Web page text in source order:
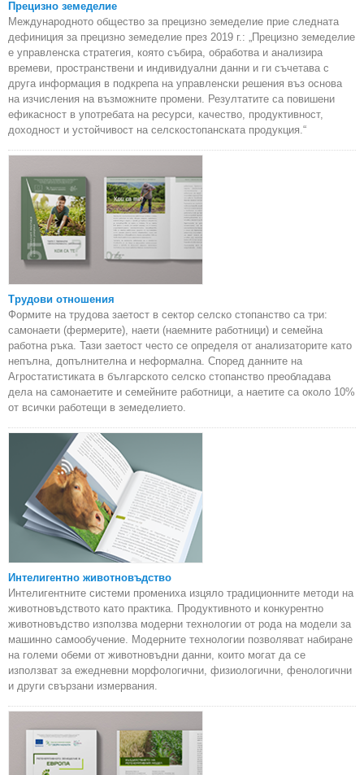
Прецизно земеделие
Международното общество за прецизно земеделие прие следната
дефиниция за прецизно земеделие през 2019 г.: „Прецизно земеделие
е управленска стратегия, която събира, обработва и анализира
времеви, пространствени и индивидуални данни и ги съчетава с
друга информация в подкрепа на управленски решения въз основа
на изчисления на възможните промени. Резултатите са повишени
ефикасност в употребата на ресурси, качество, продуктивност,
доходност и устойчивост на селскостопанската продукция.“
Трудови отношения
Формите на трудова заетост в сектор селско стопанство са три:
самонаети (фермерите), наети (наемните работници) и семейна
работна ръка. Тази заетост често се определя от анализаторите като
непълна, допълнителна и неформална. Според данните на
Агростатистиката в българското селско стопанство преобладава
дела на самонаетите и семейните работници, а наетите са около 10%
от всички работещи в земеделието.
Интелигентно животновъдство
Интелигентните системи промениха изцяло традиционните методи на
животновъдството като практика. Продуктивното и конкурентно
животновъдство използва модерни технологии от рода на модели за
машинно самообучение. Модерните технологии позволяват набиране
на големи обеми от животновъдни данни, които могат да се
използват за ежедневни морфологични, физиологични, фенологични
и други свързани измервания.